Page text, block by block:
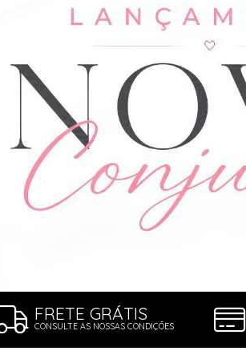
ROBE
SUTIÃ
FRETE GRÁTIS
CONSULTE AS NOSSAS CONDIÇÕES